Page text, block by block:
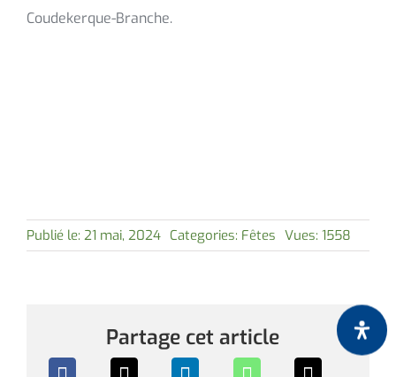
Coudekerque-Branche.
Publié le: 21 mai, 2024 Categories: Fêtes Vues: 1558
Partage cet article